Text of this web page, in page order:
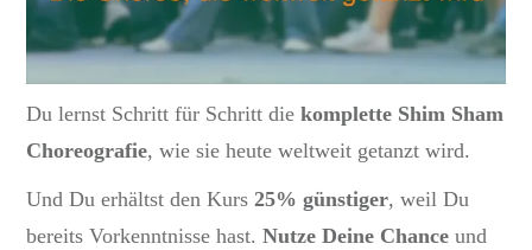
Du lernst Schritt für Schritt die komplette Shim Sham
Choreografie, wie sie heute weltweit getanzt wird.
Und Du erhältst den Kurs 25% günstiger, weil Du
bereits Vorkenntnisse hast. Nutze Deine Chance und